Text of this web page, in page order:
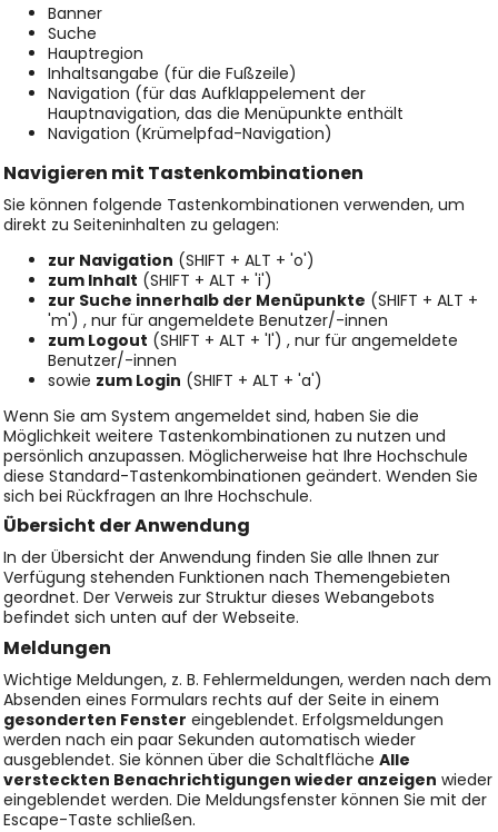
Banner
Suche
Hauptregion
Inhaltsangabe (für die Fußzeile)
Navigation (für das Aufklappelement der
Hauptnavigation, das die Menüpunkte enthält
Navigation (Krümelpfad-Navigation)
Navigieren mit Tastenkombinationen
Sie können folgende Tastenkombinationen verwenden, um
direkt zu Seiteninhalten zu gelagen:
zur Navigation (SHIFT + ALT + 'o')
zum Inhalt (SHIFT + ALT + 'i')
zur Suche innerhalb der Menüpunkte (SHIFT + ALT +
'm') , nur für angemeldete Benutzer/-innen
zum Logout (SHIFT + ALT + 'l') , nur für angemeldete
Benutzer/-innen
sowie zum Login (SHIFT + ALT + 'a')
Wenn Sie am System angemeldet sind, haben Sie die
Möglichkeit weitere Tastenkombinationen zu nutzen und
persönlich anzupassen. Möglicherweise hat Ihre Hochschule
diese Standard-Tastenkombinationen geändert. Wenden Sie
sich bei Rückfragen an Ihre Hochschule.
Übersicht der Anwendung
In der Übersicht der Anwendung finden Sie alle Ihnen zur
Verfügung stehenden Funktionen nach Themengebieten
geordnet. Der Verweis zur Struktur dieses Webangebots
befindet sich unten auf der Webseite.
Meldungen
Wichtige Meldungen, z. B. Fehlermeldungen, werden nach dem
Absenden eines Formulars rechts auf der Seite in einem
gesonderten Fenster eingeblendet. Erfolgsmeldungen
werden nach ein paar Sekunden automatisch wieder
ausgeblendet. Sie können über die Schaltfläche Alle
versteckten Benachrichtigungen wieder anzeigen wieder
eingeblendet werden. Die Meldungsfenster können Sie mit der
Escape-Taste schließen.